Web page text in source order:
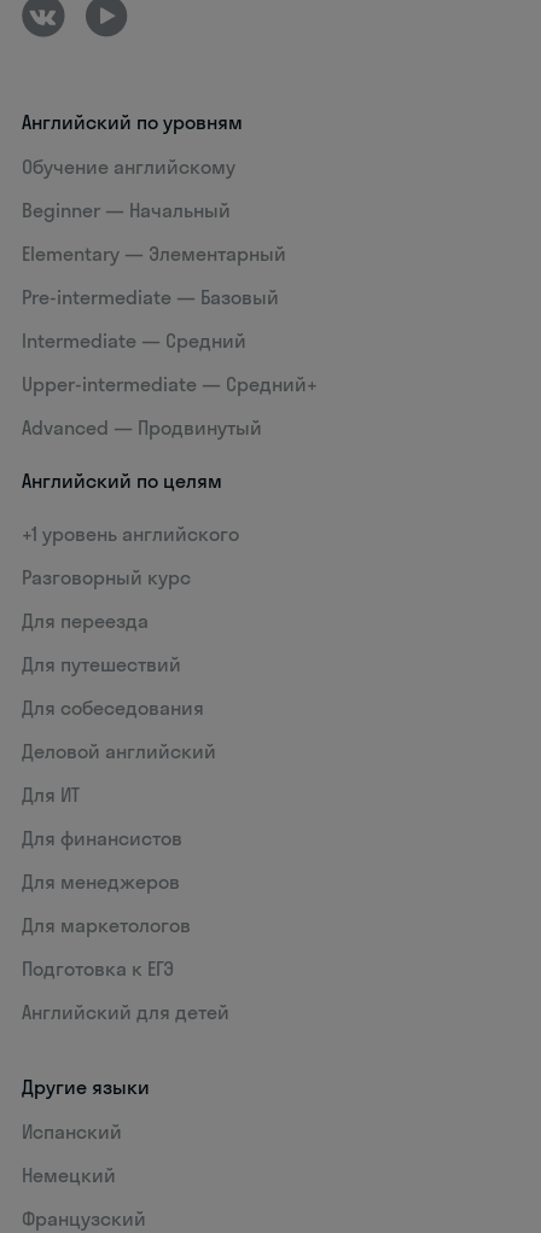
Английский по уровням
Обучение английскому
Beginner — Начальный
Elementary — Элементарный
Pre-intermediate — Базовый
Intermediate — Средний
Upper-intermediate — Средний+
Advanced — Продвинутый
Английский по целям
+1 уровень английского
Разговорный курс
Для переезда
Для путешествий
Для собеседования
Деловой английский
Для ИТ
Для финансистов
Для менеджеров
Для маркетологов
Подготовка к ЕГЭ
Английский для детей
Другие языки
Испанский
Немецкий
Французский